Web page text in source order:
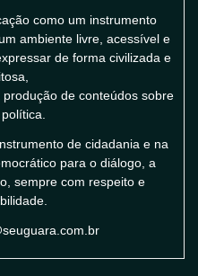
como um instrumento
ambiente livre, acessível e
de forma civilizada e
de conteúdos sobre
de cidadania e na
para o diálogo, a
sempre com respeito e